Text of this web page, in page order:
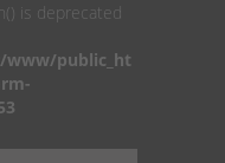
is deprecated
www/public_ht